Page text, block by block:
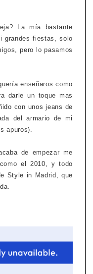
La mía bastante
grandes fiestas, solo
pero lo pasamos
enseñaros como
darle un toque mas
con unos jeans de
del armario de mi
apuros).
de empezar me
el 2010, y todo
Style in Madrid, que